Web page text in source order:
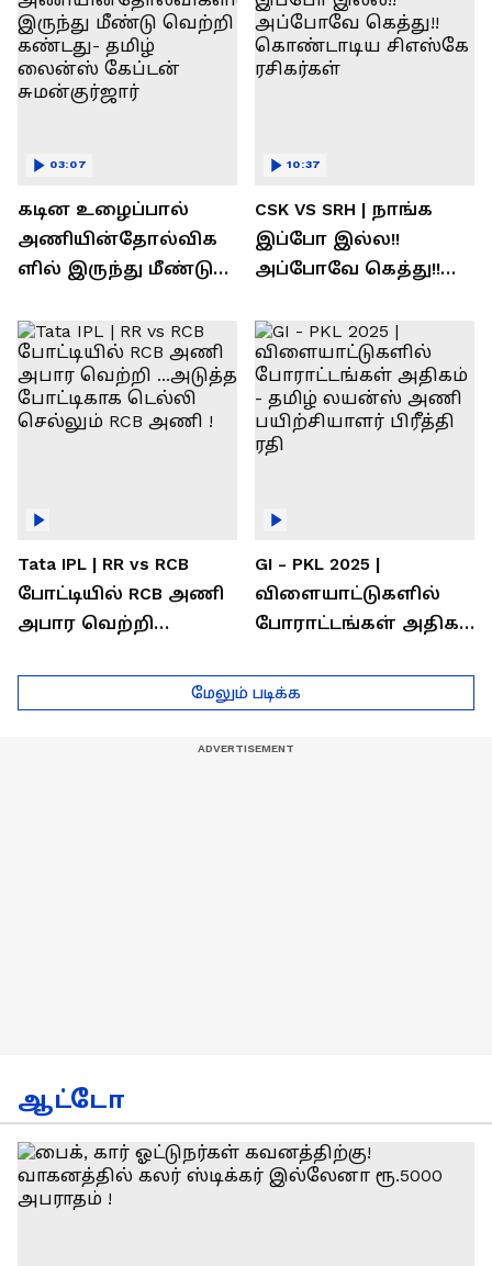
கடின உழைப்பால்
அணியின்தோல்விக
ளில் இருந்து மீண்டு
தமிழ் லைன்ஸ்
கேப்டன் சுமன்குர்ஜார்
03:07
CSK VS SRH | நாங்க
இப்போ இல்ல!!
அப்போவே கெத்து!!
சிஎஸ்கே ரசிகர்கள்
10:37
Tata IPL | RR vs RCB
போட்டியில் RCB அணி
அபார வெற்றி
டெல்லி செல்லும் RCB
அணி !
GI - PKL 2025 |
விளையாட்டுகளில்
போராட்டங்கள் அதிகம்
பயிற்சியாளர் பிரீத்தி
ரதி
மேலும் படிக்க
ஆட்டோ